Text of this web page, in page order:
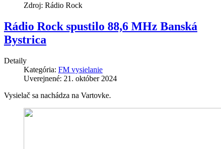
Zdroj: Rádio Rock
Rádio Rock spustilo 88,6 MHz Banská
Bystrica
Detaily
Kategória: FM vysielanie
Uverejnené: 21. október 2024
Vysielač sa nachádza na Vartovke.